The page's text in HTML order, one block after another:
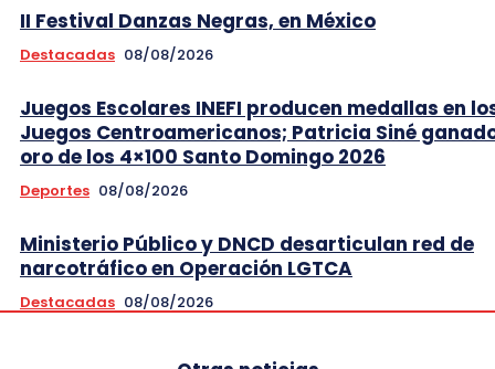
II Festival Danzas Negras, en México
Destacadas 08/08/2026
Juegos Escolares INEFI producen medallas en
Juegos Centroamericanos; Patricia Siné
oro de los 4×100 Santo Domingo 2026
Deportes 08/08/2026
Ministerio Público y DNCD desarticulan red de
narcotráfico en Operación LGTCA
Destacadas 08/08/2026